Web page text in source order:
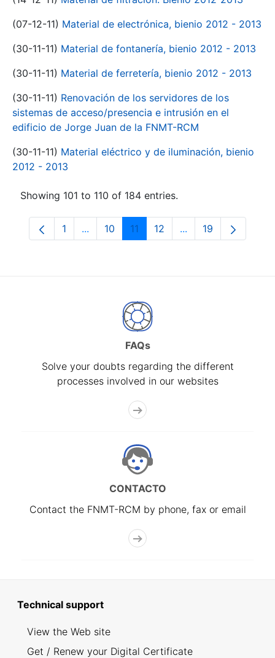
(07-12-11) Material de electrónica, bienio 2012 - 2013
(30-11-11) Material de fontanería, bienio 2012 - 2013
(30-11-11) Material de ferretería, bienio 2012 - 2013
(30-11-11) Renovación de los servidores de los
sistemas de acceso/presencia e intrusión en el
edificio de Jorge Juan de la FNMT-RCM
(30-11-11) Material eléctrico y de iluminación, bienio
2012 - 2013
Showing 101 to 110 of 184 entries.
Page
1 ...Intermediate Pages Use TAB to navigate.
Page
10 Page
11 Page
12 ...Intermediate
Page
19
FAQs
Solve your doubts regarding the different
processes involved in our websites
CONTACTO
Contact the FNMT-RCM by phone, fax or email
Technical support
View the Web site
Get / Renew your Digital Certificate